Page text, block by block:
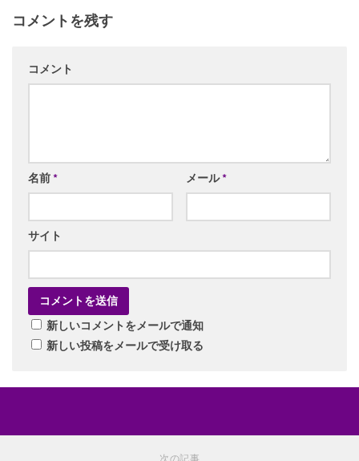
コメントを残す
コメント
名前* メール*
サイト
新しいコメントをメールで通知
新しい投稿をメールで受け取る
次の記事